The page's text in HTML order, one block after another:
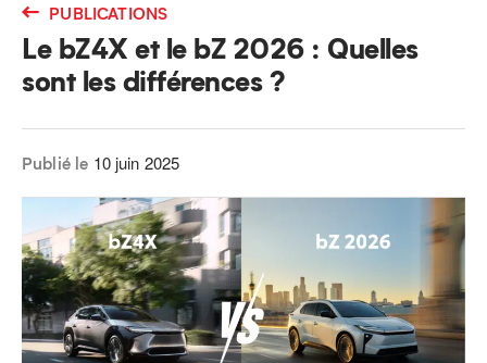
PUBLICATIONS
Le bZ4X et le bZ 2026 : Quelles
sont les différences ?
Publié le 10 juin 2025